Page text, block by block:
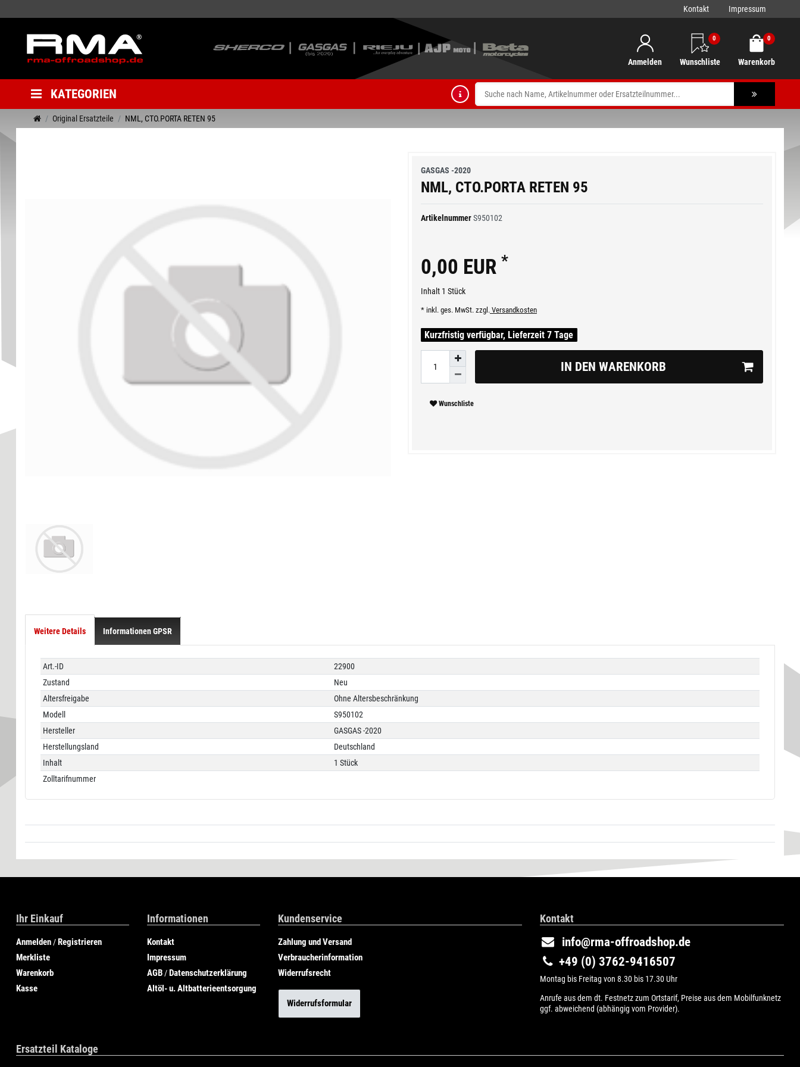
Kontakt Impressum
Anmelden
0
Wunschliste
0
Warenkorb
KATEGORIEN
Original Ersatzteile NML, CTO.PORTA RETEN 95
GASGAS -2020
NML, CTO.PORTA RETEN 95
ArtikelnummerS950102
0,00 EUR *
Inhalt 1 Stück
* inkl. ges. MwSt. zzgl. Versandkosten
Kurzfristig verfügbar, Lieferzeit 7 Tage
IN DEN WARENKORB
Wunschliste
Weitere Details Informationen GPSR
Technisches
Merkmal
Wert
Art.-ID
22900
Zustand
Neu
Altersfreigabe
Ohne Altersbeschränkung
Modell
S950102
Hersteller
GASGAS -2020
Herstellungsland
Deutschland
Inhalt
1 Stück
Zolltarifnummer
Ihr Einkauf
Anmelden /Registrieren
Merkliste
Warenkorb
Kasse
Informationen
Kontakt
Impressum
AGB /Datenschutzerklärung
Altöl- u. Altbatterieentsorgung
Kundenservice
Zahlung und Versand
Verbraucherinformation
Widerrufsrecht
Widerrufsformular
Kontakt
info@rma-offroadshop.de
+49 (0) 3762-9416507
Montag bis Freitag von 8.30 bis 17.30 Uhr
Anrufe aus dem dt. Festnetz zum Ortstarif, Preise aus dem Mobilfunknetz
ggf. abweichend (abhängig vom Provider).
Ersatzteil Kataloge